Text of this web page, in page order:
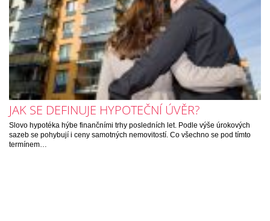
JAK SE DEFINUJE HYPOTEČNÍ ÚVĚR?
Slovo hypotéka hýbe finančními trhy posledních let. Podle výše úrokových
sazeb se pohybují i ceny samotných nemovitostí. Co všechno se pod tímto
termínem…